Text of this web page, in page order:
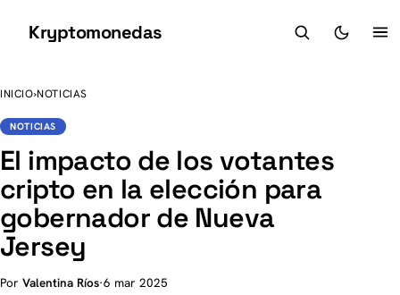
Kryptomonedas
INICIO›NOTICIAS
NOTICIAS
El impacto de los votantes
cripto en la elección para
gobernador de Nueva
Jersey
Por Valentina Ríos·6 mar 2025